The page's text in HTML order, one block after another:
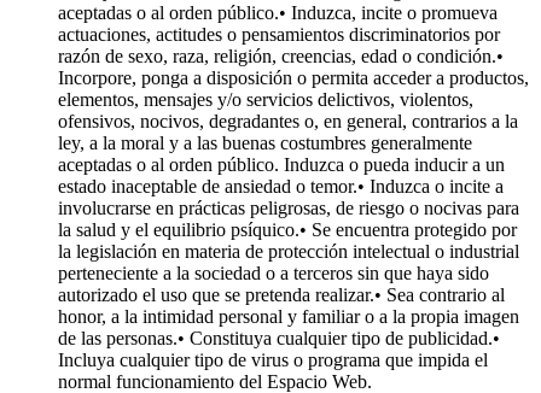
aceptadas o al orden público.• Induzca, incite o promueva
actuaciones, actitudes o pensamientos discriminatorios por
razón de sexo, raza, religión, creencias, edad o condición.•
Incorpore, ponga a disposición o permita acceder a productos,
elementos, mensajes y/o servicios delictivos, violentos,
ofensivos, nocivos, degradantes o, en general, contrarios a la
ley, a la moral y a las buenas costumbres generalmente
aceptadas o al orden público. Induzca o pueda inducir a un
estado inaceptable de ansiedad o temor.• Induzca o incite a
involucrarse en prácticas peligrosas, de riesgo o nocivas para
la salud y el equilibrio psíquico.• Se encuentra protegido por
la legislación en materia de protección intelectual o industrial
perteneciente a la sociedad o a terceros sin que haya sido
autorizado el uso que se pretenda realizar.• Sea contrario al
honor, a la intimidad personal y familiar o a la propia imagen
de las personas.• Constituya cualquier tipo de publicidad.•
Incluya cualquier tipo de virus o programa que impida el
normal funcionamiento del Espacio Web.